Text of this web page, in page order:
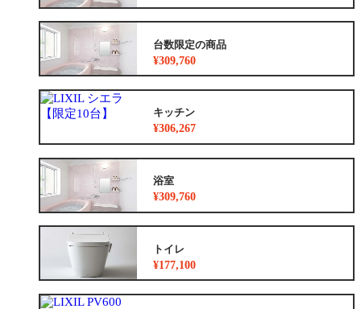
台数限定の商品
¥309,760
キッチン
¥306,267
浴室
¥309,760
トイレ
¥177,100